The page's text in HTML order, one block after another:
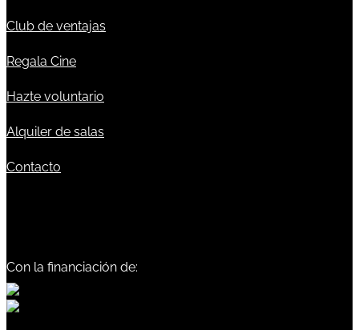
Club de ventajas
Regala Cine
Hazte voluntario
Alquiler de salas
Contacto
Con la financiación de: